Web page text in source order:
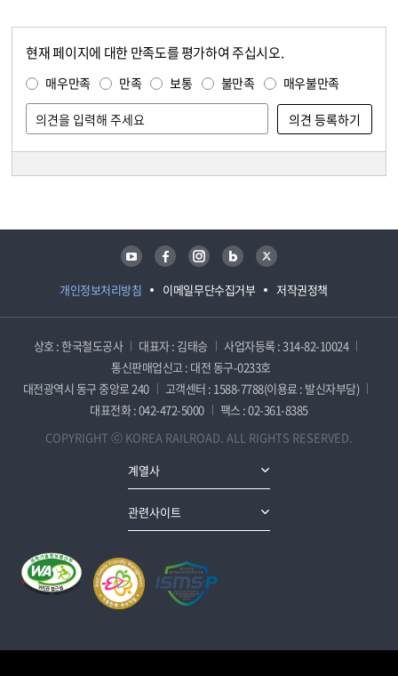
현재 페이지에 대한 만족도를 평가하여 주십시오.
매우만족 만족 보통 불만족 매우불만족
개인정보처리방침 이메일무단수집거부 저작권정책
유튜브 페이스북 인스타그램 블로그 트위터
상호 : 한국철도공사 대표자 : 김태승
사업자등록 : 314-82-10024
통신판매업신고 : 대전 동구-0233호
대전광역시 동구 중앙로 240
고객센터 : 1588-7788(이용료 : 발신자부담)
대표전화 : 042-472-5000
팩스 : 02-361-8385
COPYRIGHT ⓒ KOREA RAILROAD. ALL RIGHTS RESERVED.
계열사
관련사이트